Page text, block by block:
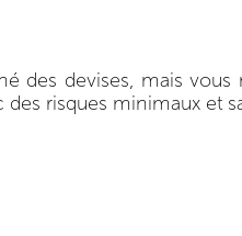
des devises, mais vous
risques minimaux et